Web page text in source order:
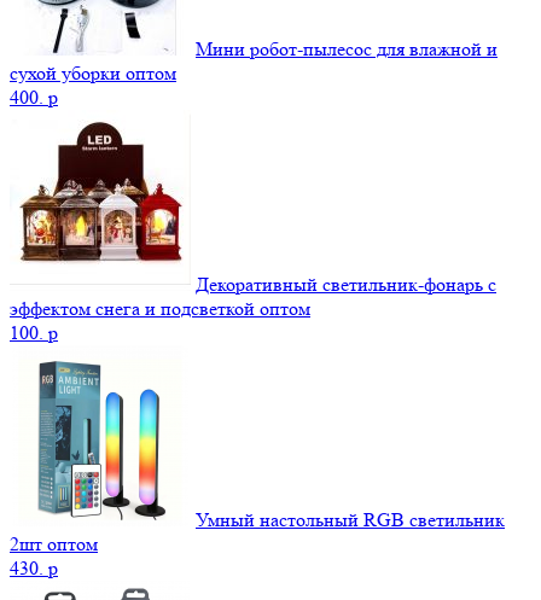
Мини робот-пылесос для влажной и
сухой уборки оптом
400. p
Декоративный светильник-фонарь с
эффектом снега и подсветкой оптом
100. p
Умный настольный RGB светильник
2шт оптом
430. p